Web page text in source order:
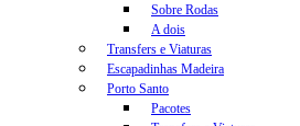
Sobre Rodas
A dois
Transfers e Viaturas
Escapadinhas Madeira
Porto Santo
Pacotes